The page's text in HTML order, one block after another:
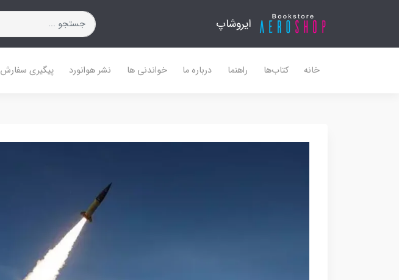
ایروشاپ
خانه کتاب‌ها راهنما درباره ما خواندنی ها نشر هوانورد پیگیری سفارش